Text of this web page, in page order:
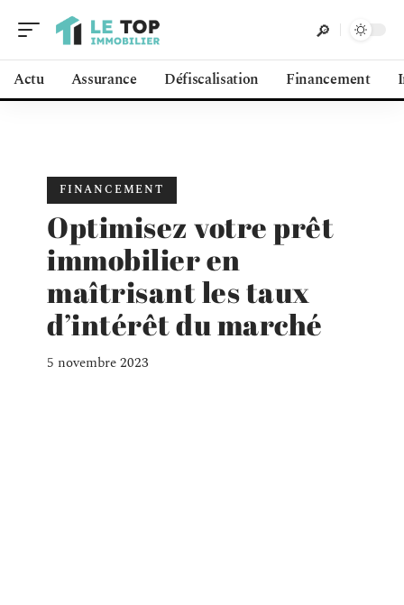
Actu Assurance Défiscalisation Financement
FINANCEMENT
Optimisez votre prêt
immobilier en
maîtrisant les taux
d’intérêt du marché
5 novembre 2023